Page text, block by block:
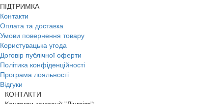
ПІДТРИМКА
Контакти
Оплата та доставка
Умови повернення товару
Користувацька угода
Договір публічної оферти
Політика конфіденційності
Програма лояльності
Відгуки
КОНТАКТИ